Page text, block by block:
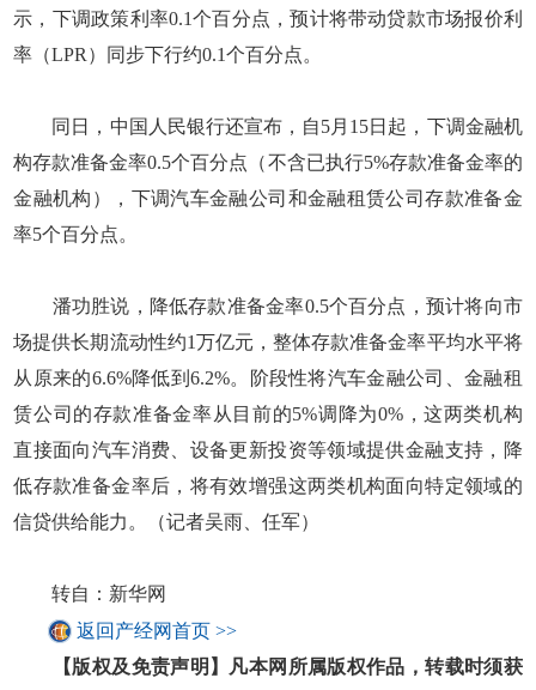
示，下调政策利率0.1个百分点，预计将带动贷款市场报价利
率（LPR）同步下行约0.1个百分点。
同日，中国人民银行还宣布，自5月15日起，下调金融机
构存款准备金率0.5个百分点（不含已执行5%存款准备金率的
金融机构），下调汽车金融公司和金融租赁公司存款准备金
率5个百分点。
潘功胜说，降低存款准备金率0.5个百分点，预计将向市
场提供长期流动性约1万亿元，整体存款准备金率平均水平将
从原来的6.6%降低到6.2%。阶段性将汽车金融公司、金融租
赁公司的存款准备金率从目前的5%调降为0%，这两类机构
直接面向汽车消费、设备更新投资等领域提供金融支持，降
低存款准备金率后，将有效增强这两类机构面向特定领域的
信贷供给能力。（记者吴雨、任军）
转自：新华网
返回产经网首页 >>
【版权及免责声明】凡本网所属版权作品，转载时须获